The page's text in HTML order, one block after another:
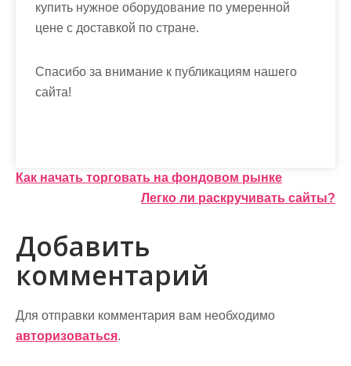
купить нужное оборудование по умеренной
цене с доставкой по стране.
Спасибо за внимание к публикациям нашего
сайта!
Н
в
и
г
а
Как начать торговать на фондовом рынке
Легко ли раскручивать сайты?
Добавить
комментарий
Для отправки комментария вам необходимо
авторизоваться.